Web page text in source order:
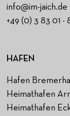
info@im-jaich.de
+49 (0) 3 83 01 -
HAFEN
Hafen
Heimathafen
Heimathafen